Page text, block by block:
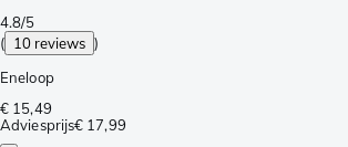
4.8/5
( 10 reviews )
Eneloop
€ 15,49
Adviesprijs€ 17,99